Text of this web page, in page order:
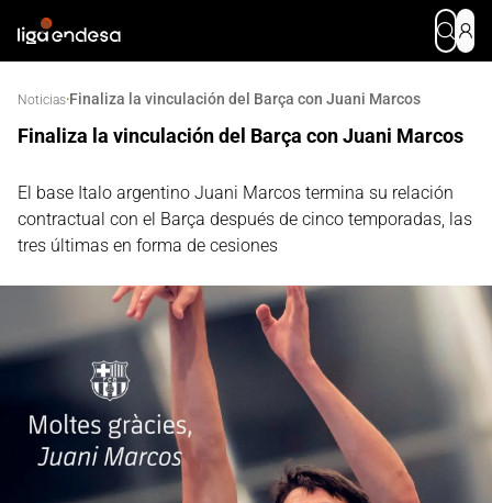
Noticias·Finaliza la vinculación del Barça con Juani Marcos
Finaliza la vinculación del Barça con Juani Marcos
El base Italo argentino Juani Marcos termina su relación
contractual con el Barça después de cinco temporadas, las
tres últimas en forma de cesiones